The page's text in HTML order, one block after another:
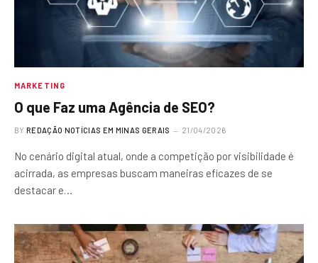
MARKETING
O que Faz uma Agência de SEO?
BY REDAÇÃO NOTÍCIAS EM MINAS GERAIS 21/04/2026
No cenário digital atual, onde a competição por visibilidade é
acirrada, as empresas buscam maneiras eficazes de se
destacar e…